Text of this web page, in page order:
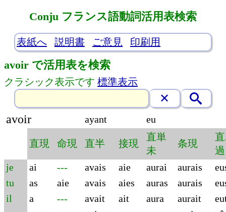
Conju フランス語動詞活用表検索
表紙へ 説明書 ご意見 印刷用
avoir で活用表を検索
クラシック表示です 標準表示
avoir ayant eu
直現 命現 直半 接現
直単
未
条現
過
je
ai --- avais aie aurai aurais
tu
as aie avais aies auras aurais
il
a --- avait ait aura aurait